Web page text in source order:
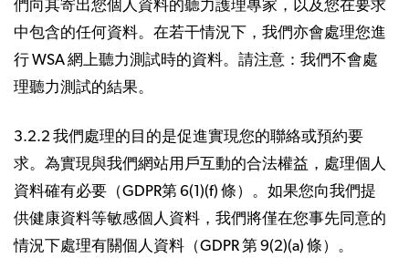
們向其寄出您個人資料的聽力護理專家，以及您在要求
中包含的任何資料。在若干情況下，我們亦會處理您進
行 WSA 網上聽力測試時的資料。請注意：我們不會處
理聽力測試的結果。
3.2.2 我們處理的目的是促進實現您的聯絡或預約要
求。為實現與我們網站用戶互動的合法權益，處理個人
資料確有必要（GDPR第 6(1)(f) 條）。如果您向我們提
供健康資料等敏感個人資料，我們將僅在您事先同意的
情況下處理有關個人資料（GDPR 第 9(2)(a) 條）。